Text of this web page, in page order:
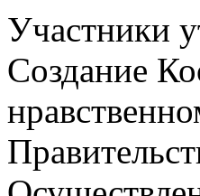
Участники
Создание